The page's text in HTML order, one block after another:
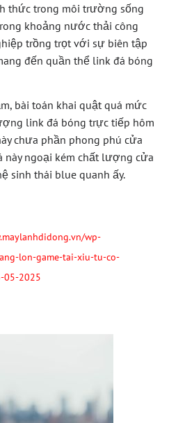
thức trong môi trường sống
khoảng nước thải công
trồng trọt với sự biên tập
đến quần thể link đá bóng
bài toán khai quật quá mức
link đá bóng trực tiếp hôm
chưa phần phong phú cửa
này ngoại kém chất lượng cửa
sinh thái blue quanh ấy.
wp-
lon-game-tai-xiu-tu-co-
05-2025